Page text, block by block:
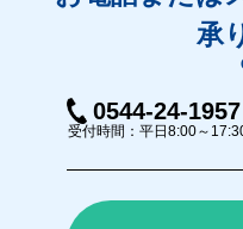
承
0544-24-1957
受付時間：平日8:00～